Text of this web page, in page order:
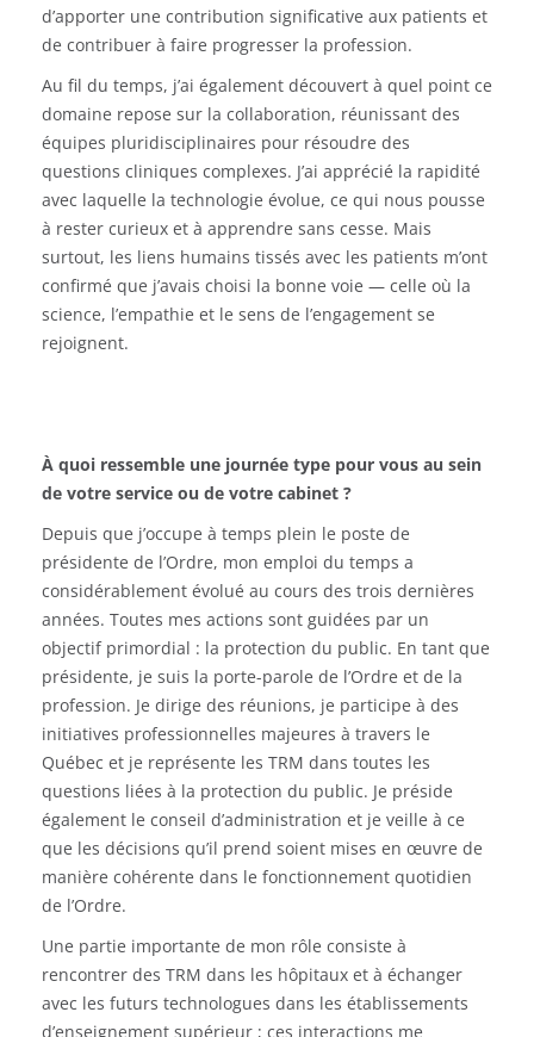
d’apporter une contribution significative aux patients et
de contribuer à faire progresser la profession.
Au fil du temps, j’ai également découvert à quel point ce
domaine repose sur la collaboration, réunissant des
équipes pluridisciplinaires pour résoudre des
questions cliniques complexes. J’ai apprécié la rapidité
avec laquelle la technologie évolue, ce qui nous pousse
à rester curieux et à apprendre sans cesse. Mais
surtout, les liens humains tissés avec les patients m’ont
confirmé que j’avais choisi la bonne voie — celle où la
science, l’empathie et le sens de l’engagement se
rejoignent.
À quoi ressemble une journée type pour vous au sein
de votre service ou de votre cabinet ?
Depuis que j’occupe à temps plein le poste de
présidente de l’Ordre, mon emploi du temps a
considérablement évolué au cours des trois dernières
années. Toutes mes actions sont guidées par un
objectif primordial : la protection du public. En tant que
présidente, je suis la porte-parole de l’Ordre et de la
profession. Je dirige des réunions, je participe à des
initiatives professionnelles majeures à travers le
Québec et je représente les TRM dans toutes les
questions liées à la protection du public. Je préside
également le conseil d’administration et je veille à ce
que les décisions qu’il prend soient mises en œuvre de
manière cohérente dans le fonctionnement quotidien
de l’Ordre.
Une partie importante de mon rôle consiste à
rencontrer des TRM dans les hôpitaux et à échanger
avec les futurs technologues dans les établissements
d’enseignement supérieur ; ces interactions me